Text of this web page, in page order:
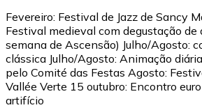
Fevereiro: Festival de Jazz de Sancy
Festival medieval com degustação de
semana de Ascensão) Julho/Agosto:
clássica Julho/Agosto: Animação
pelo Comité das Festas Agosto:
Vallée Verte 15 outubro: Encontro
artifício